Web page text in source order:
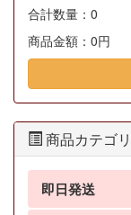
合計数量： 0
商品金額： 0円
商品カテゴリ
即日発送